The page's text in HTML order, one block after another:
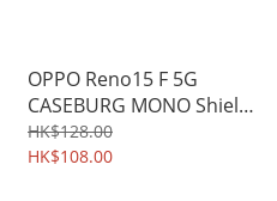
OPPO Reno15 F 5G
CASEBURG MONO Shield
單色新款設計 四邊全包加
強保護 手機軟殼 保護軟套
HK$128.00
HK$108.00